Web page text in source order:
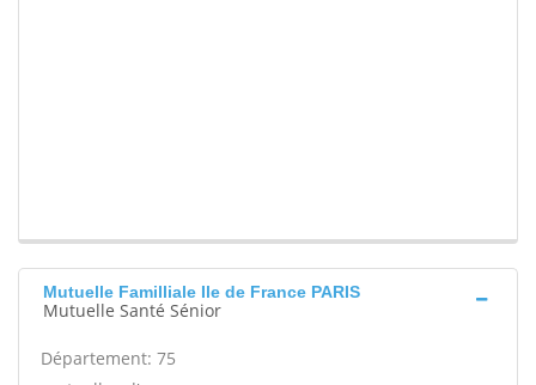
Mutuelle Familliale Ile de France PARIS
Mutuelle Santé Sénior
Département: 75